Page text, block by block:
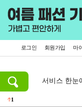
로그인 회원가입 마
1
서비스 한눈